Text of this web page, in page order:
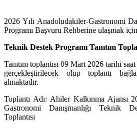
2026 Yılı Anadoludakiler-Gastronomi
Programı Başvuru Rehberine ulaşmak için
Teknik Destek Programı Tanıtım
Tanıtım toplantısı 09 Mart 2026 tarihi
gerçekleştirilecek olup toplantı
almaktadır.
Toplantı Adı: Ahiler Kalkınma Ajansı
Gastronomi Danışmanlığı Teknik
Toplantısı